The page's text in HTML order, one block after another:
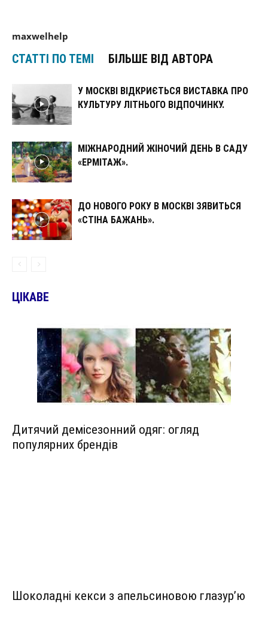
maxwelhelp
СТАТТІ ПО ТЕМІ БІЛЬШЕ ВІД АВТОРА
У МОСКВІ ВІДКРИЄТЬСЯ ВИСТАВКА ПРО
КУЛЬТУРУ ЛІТНЬОГО ВІДПОЧИНКУ.
МІЖНАРОДНИЙ ЖІНОЧИЙ ДЕНЬ В САДУ
«ЕРМІТАЖ».
ДО НОВОГО РОКУ В МОСКВІ ЗЯВИТЬСЯ
«СТІНА БАЖАНЬ».
ЦІКАВЕ
Дитячий демісезонний одяг: огляд
популярних брендів
Шоколадні кекси з апельсиновою глазур’ю